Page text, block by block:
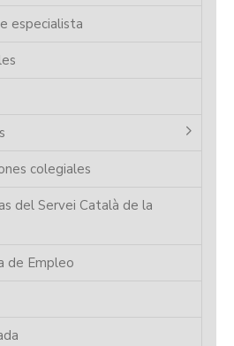
especialista
colegiales
del Servei Català de la
de Empleo